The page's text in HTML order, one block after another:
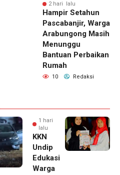
2 hari lalu
Hampir Setahun
Pascabanjir, Warga
Arabungong Masih
Menunggu
Bantuan Perbaikan
Rumah
10 Redaksi
1 hari
lalu
KKN
Undip
Edukasi
Warga